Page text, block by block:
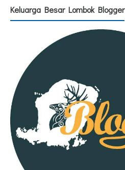
Keluarga Besar Lombok Blogger